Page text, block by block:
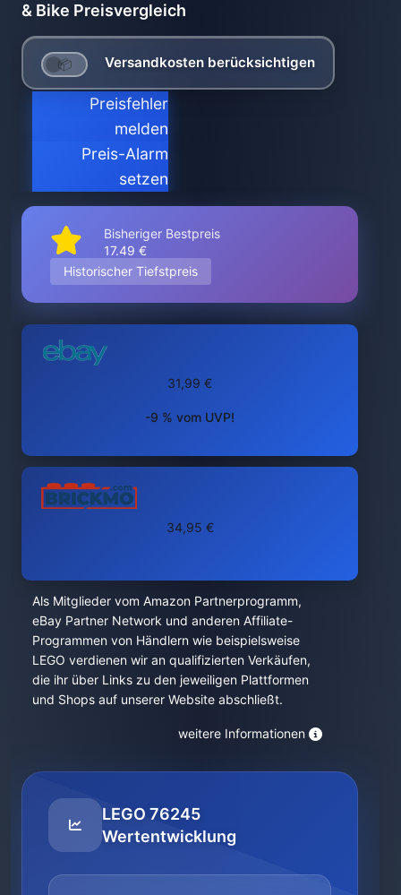
& Bike Preisvergleich
Versandkosten berücksichtigen
Preisfehler
melden
Preis-Alarm
setzen
Bisheriger Bestpreis
17.49 €
Historischer Tiefstpreis
31,99 €
-9 % vom UVP!
34,95 €
Als Mitglieder vom Amazon Partnerprogramm,
eBay Partner Network und anderen Affiliate-
Programmen von Händlern wie beispielsweise
LEGO verdienen wir an qualifizierten Verkäufen,
die ihr über Links zu den jeweiligen Plattformen
und Shops auf unserer Website abschließt.
weitere Informationen
LEGO 76245
Wertentwicklung